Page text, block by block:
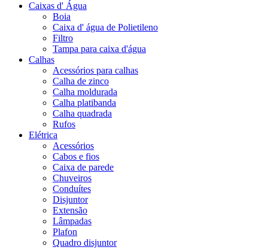
Caixas d' Água
Boia
Caixa d' água de Polietileno
Filtro
Tampa para caixa d'água
Calhas
Acessórios para calhas
Calha de zinco
Calha moldurada
Calha platibanda
Calha quadrada
Rufos
Elétrica
Acessórios
Cabos e fios
Caixa de parede
Chuveiros
Conduítes
Disjuntor
Extensão
Lâmpadas
Plafon
Quadro disjuntor